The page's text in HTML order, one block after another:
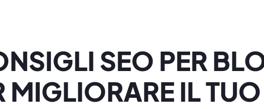
SEO PER
MIGLIORARE IL TUO